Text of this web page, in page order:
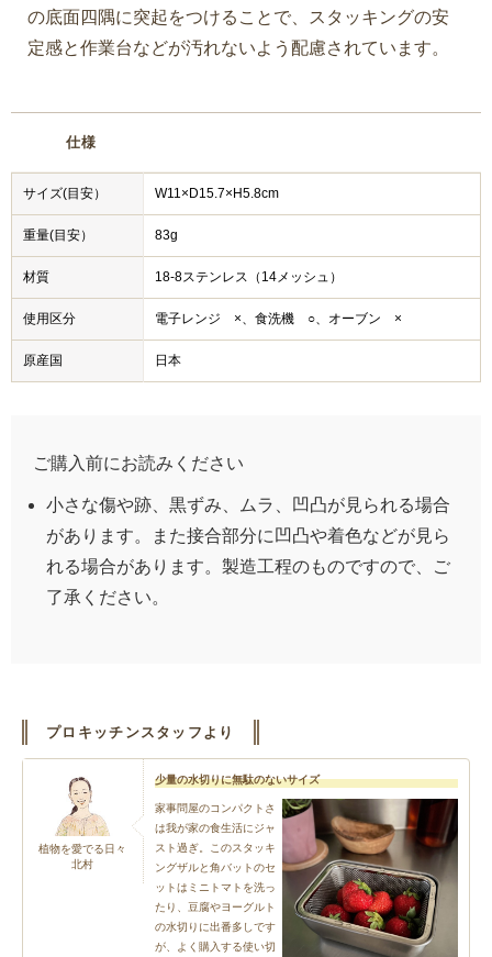
の底面四隅に突起をつけることで、スタッキングの安
定感と作業台などが汚れないよう配慮されています。
仕様
サイズ(目安） W11×D15.7×H5.8cm
重量(目安） 83g
材質 18-8ステンレス（14メッシュ）
使用区分 電子レンジ ×、食洗機 ○、オーブン ×
原産国 日本
ご購入前にお読みください
小さな傷や跡、黒ずみ、ムラ、凹凸が見られる場合
があります。また接合部分に凹凸や着色などが見ら
れる場合があります。製造工程のものですので、ご
了承ください。
プロキッチンスタッフより
植物を愛でる日々
北村
少量の水切りに無駄のないサイズ
家事問屋のコンパクトさ
は我が家の食生活にジャ
スト過ぎ。このスタッキ
ングザルと角バットのセ
ットはミニトマトを洗っ
たり、豆腐やヨーグルト
の水切りに出番多しです
が、よく購入する使い切